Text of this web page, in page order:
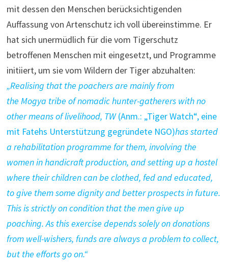
mit dessen den Menschen berücksichtigenden
Auffassung von Artenschutz ich voll übereinstimme. Er
hat sich unermüdlich für die vom Tigerschutz
betroffenen Menschen mit eingesetzt, und Programme
initiiert, um sie vom Wildern der Tiger abzuhalten:
„Realising that the poachers are mainly from
the Mogya tribe of nomadic hunter-gatherers with no
other means of livelihood, TW(Anm.: „Tiger Watch“, eine
mit Fatehs Unterstützung gegründete NGO)has started
a rehabilitation programme for them, involving the
women in handicraft production, and setting up a hostel
where their children can be clothed, fed and educated,
to give them some dignity and better prospects in future.
This is strictly on condition that the men give up
poaching. As this exercise depends solely on donations
from well-wishers, funds are always a problem to collect,
but the efforts go on.“